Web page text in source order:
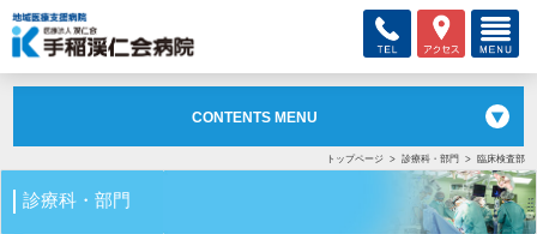
CONTENTS MENU
トップページ 診療科・部門 臨床検査部
診療科・部門